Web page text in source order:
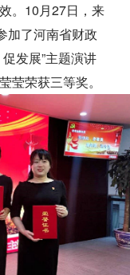
。10月27日，来
加了河南省财政
发展”主题演讲
莹荣获三等奖。